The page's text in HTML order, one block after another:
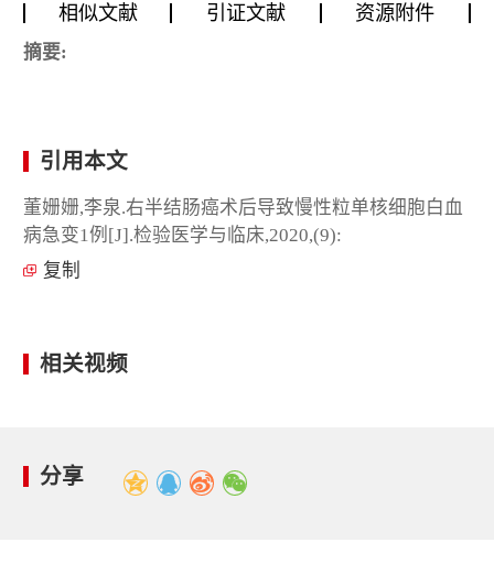
相似文献
引证文献 资源附件
摘要:
引用本文
董姗姗,李泉.右半结肠癌术后导致慢性粒单核细胞白血
病急变1例[J].检验医学与临床,2020,(9):
复制
相关视频
分享